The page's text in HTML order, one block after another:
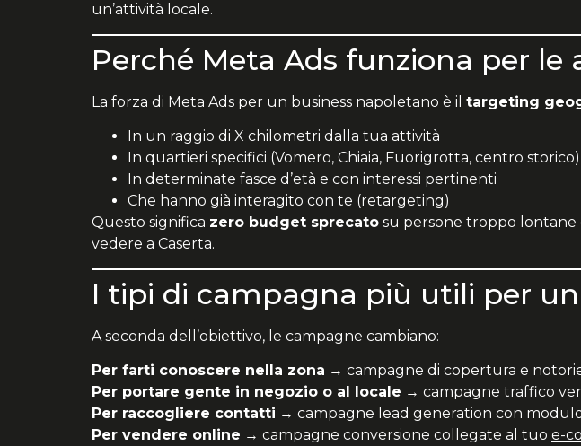
un’attività locale.
Perché Meta Ads funziona per le
La forza di Meta Ads per un business napoletano è il targeting
In un raggio di X chilometri dalla tua attività
In quartieri specifici (Vomero, Chiaia, Fuorigrotta, centro storico)
In determinate fasce d’età e con interessi pertinenti
Che hanno già interagito con te (retargeting)
Questo significa zero budget sprecato su persone troppo lontane
vedere a Caserta.
I tipi di campagna più utili per
A seconda dell’obiettivo, le campagne cambiano:
Per farti conoscere nella zona → campagne di copertura e
Per portare gente in negozio o al locale → campagne traffico
Per raccogliere contatti → campagne lead generation con
Per vendere online → campagne conversione collegate al tuo e-